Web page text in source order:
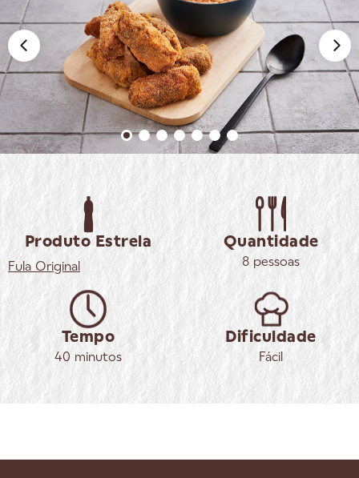
Produto Estrela
Fula Original
Quantidade
8 pessoas
Tempo
40 minutos
Dificuldade
Fácil